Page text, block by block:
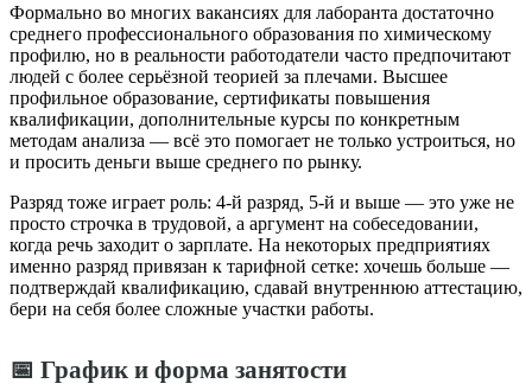
Формально во многих вакансиях для лаборанта достаточно
среднего профессионального образования по химическому
профилю, но в реальности работодатели часто предпочитают
людей с более серьёзной теорией за плечами. Высшее
профильное образование, сертификаты повышения
квалификации, дополнительные курсы по конкретным
методам анализа — всё это помогает не только устроиться, но
и просить деньги выше среднего по рынку.
Разряд тоже играет роль: 4-й разряд, 5-й и выше — это уже не
просто строчка в трудовой, а аргумент на собеседовании,
когда речь заходит о зарплате. На некоторых предприятиях
именно разряд привязан к тарифной сетке: хочешь больше —
подтверждай квалификацию, сдавай внутреннюю аттестацию,
бери на себя более сложные участки работы.
📅 График и форма занятости